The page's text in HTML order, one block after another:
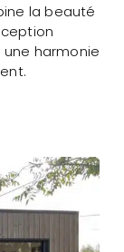
la beauté
harmonie